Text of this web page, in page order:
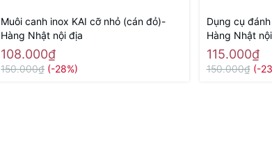
Muôi canh inox KAI cỡ nhỏ (cán đỏ)-
Hàng Nhật nội địa
108.000₫
150.000₫ (-28%)
Dụng cụ
Hàng Nhật
115.000₫
150.000₫ (-